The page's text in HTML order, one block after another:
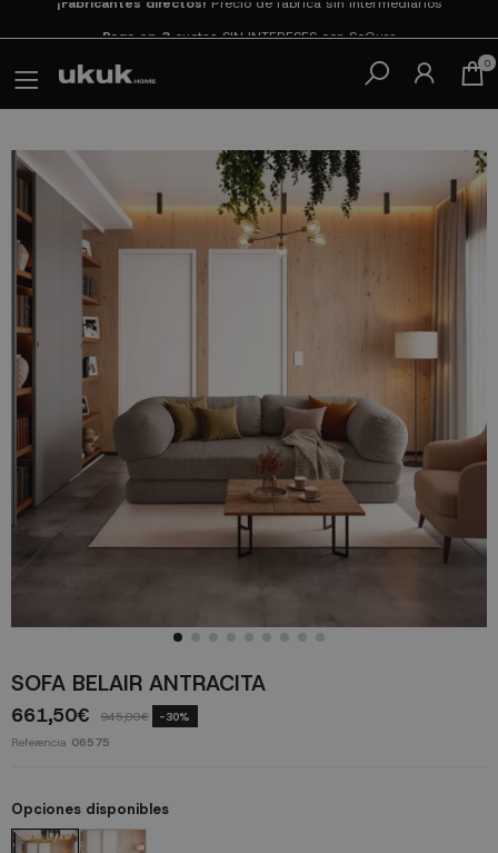
0
SOFA BELAIR ANTRACITA
661,50€ 945,00€ -30%
Referencia 06575
Opciones disponibles